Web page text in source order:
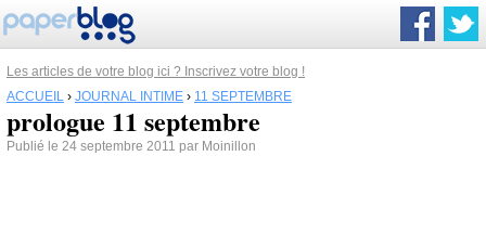
Les articles de votre blog ici ? Inscrivez votre blog !
ACCUEIL › JOURNAL INTIME › 11 SEPTEMBRE
prologue 11 septembre
Publié le 24 septembre 2011 par Moinillon